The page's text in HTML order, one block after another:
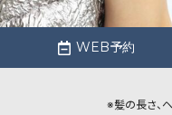
WEB予約
※髪の長さ、